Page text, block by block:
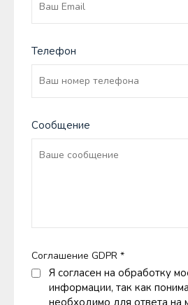
Телефон
Сообщение
Соглашение GDPR *
Я согласен на обработку
информации, так как